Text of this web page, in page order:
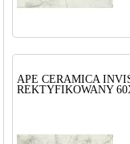
APE CERAMICA
REKTYFIKOWANY